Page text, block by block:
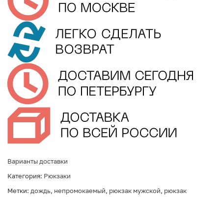
Варианты доставки
Категория: Рюкзаки
Метки: дождь, непромокаемый, рюкзак мужской, рюкзак